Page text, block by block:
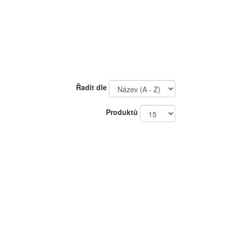
Řadit dle
Produktů